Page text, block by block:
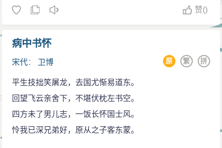
赞()
病中书怀
宋代： 卫博 拼
繁
原
平生技拙笑屠龙，去国尤惭易道东。
回望飞云亲舍下，不堪伏枕左书空。
四方未了男儿志，一饭长怀国士风。
怜我已深兄弟好，原从之子客东蒙。